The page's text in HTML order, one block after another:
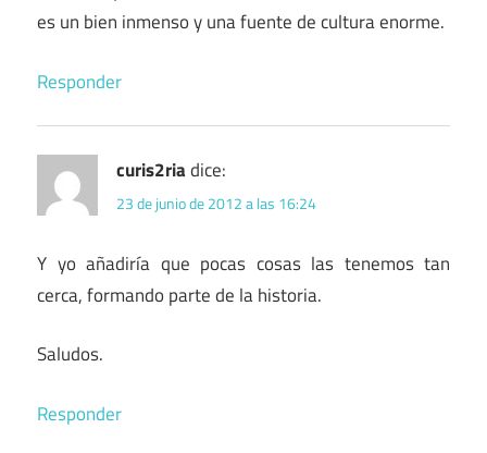
es un bien inmenso y una fuente de cultura enorme.
Responder
curis2riadice:
23 de junio de 2012 a las 16:24
Y yo añadiría que pocas cosas las tenemos tan
cerca, formando parte de la historia.
Saludos.
Responder